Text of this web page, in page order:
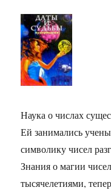
Наука о числах
Ей занимались
символику чисел
Знания о магии
тысячелетиями,